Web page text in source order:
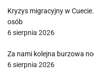
Kryzys migracyjny w
osób
6 sierpnia 2026
Za nami kolejna burzowa
6 sierpnia 2026